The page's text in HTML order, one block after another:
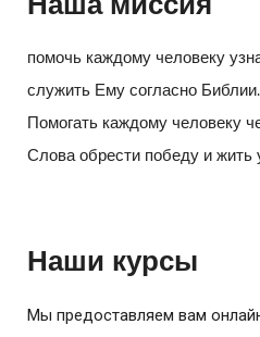
Наша миссия
помочь каждому человеку
служить Ему согласно Библии.
Помогать каждому человеку
Слова обрести победу и жить
Наши курсы
Мы предоставляем вам